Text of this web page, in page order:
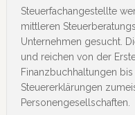
Steuerfachangestellte
mittleren
Unternehmen gesucht.
und reichen von der
Finanzbuchhaltungen
Steuererklärungen
Personengesellschaften.